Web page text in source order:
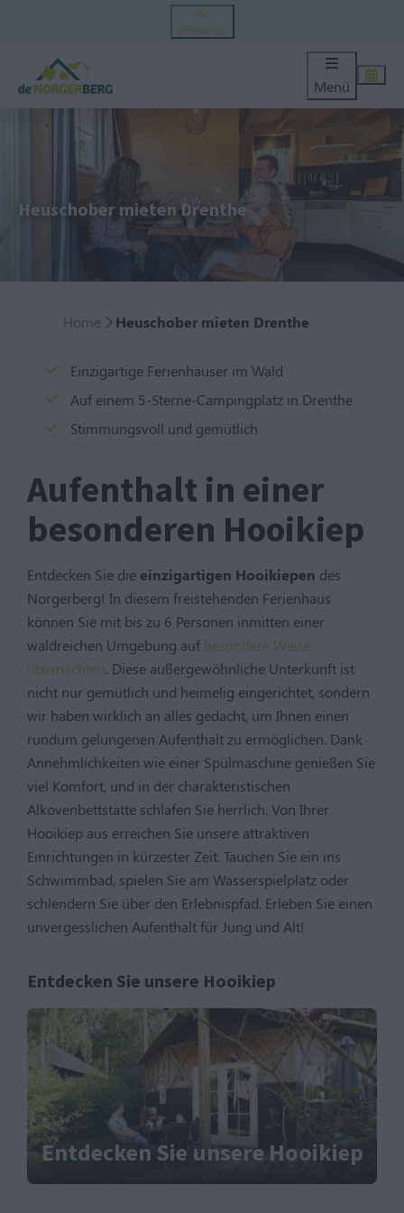
WhatsApp
Menü
Heuschober mieten Drenthe
Home Heuschober mieten Drenthe
Einzigartige Ferienhäuser im Wald
Auf einem 5-Sterne-Campingplatz in Drenthe
Stimmungsvoll und gemütlich
Aufenthalt in einer
besonderen Hooikiep
Entdecken Sie die einzigartigen Hooikiepen des
Norgerberg! In diesem freistehenden Ferienhaus
können Sie mit bis zu 6 Personen inmitten einer
waldreichen Umgebung auf besondere Weise
übernachten. Diese außergewöhnliche Unterkunft ist
nicht nur gemütlich und heimelig eingerichtet, sondern
wir haben wirklich an alles gedacht, um Ihnen einen
rundum gelungenen Aufenthalt zu ermöglichen. Dank
Annehmlichkeiten wie einer Spülmaschine genießen Sie
viel Komfort, und in der charakteristischen
Alkovenbettstätte schlafen Sie herrlich. Von Ihrer
Hooikiep aus erreichen Sie unsere attraktiven
Einrichtungen in kürzester Zeit. Tauchen Sie ein ins
Schwimmbad, spielen Sie am Wasserspielplatz oder
schlendern Sie über den Erlebnispfad. Erleben Sie einen
unvergesslichen Aufenthalt für Jung und Alt!
Entdecken Sie unsere Hooikiep
Entdecken Sie unsere Hooikiep